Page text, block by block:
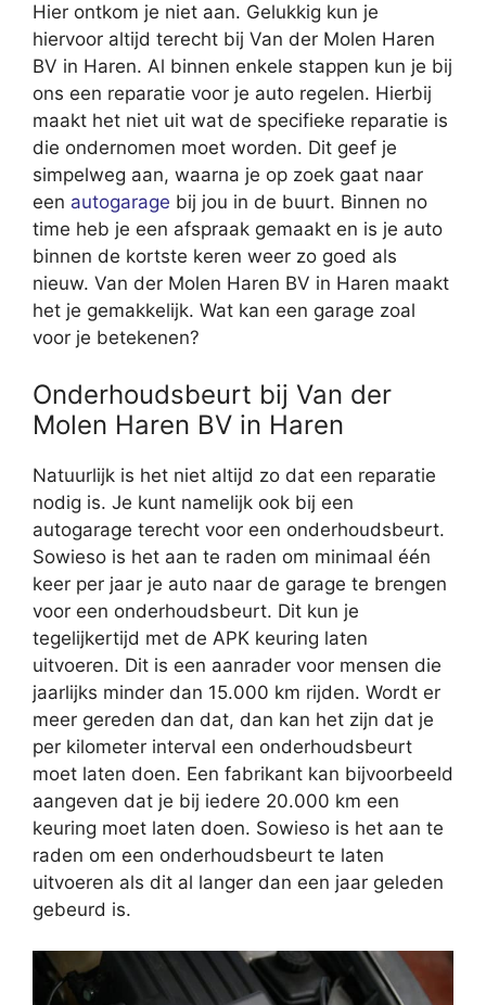
Hier ontkom je niet aan. Gelukkig kun je
hiervoor altijd terecht bij Van der Molen Haren
BV in Haren. Al binnen enkele stappen kun je bij
ons een reparatie voor je auto regelen. Hierbij
maakt het niet uit wat de specifieke reparatie is
die ondernomen moet worden. Dit geef je
simpelweg aan, waarna je op zoek gaat naar
een autogarage bij jou in de buurt. Binnen no
time heb je een afspraak gemaakt en is je auto
binnen de kortste keren weer zo goed als
nieuw. Van der Molen Haren BV in Haren maakt
het je gemakkelijk. Wat kan een garage zoal
voor je betekenen?
Onderhoudsbeurt bij Van der
Molen Haren BV in Haren
Natuurlijk is het niet altijd zo dat een reparatie
nodig is. Je kunt namelijk ook bij een
autogarage terecht voor een onderhoudsbeurt.
Sowieso is het aan te raden om minimaal één
keer per jaar je auto naar de garage te brengen
voor een onderhoudsbeurt. Dit kun je
tegelijkertijd met de APK keuring laten
uitvoeren. Dit is een aanrader voor mensen die
jaarlijks minder dan 15.000 km rijden. Wordt er
meer gereden dan dat, dan kan het zijn dat je
per kilometer interval een onderhoudsbeurt
moet laten doen. Een fabrikant kan bijvoorbeeld
aangeven dat je bij iedere 20.000 km een
keuring moet laten doen. Sowieso is het aan te
raden om een onderhoudsbeurt te laten
uitvoeren als dit al langer dan een jaar geleden
gebeurd is.